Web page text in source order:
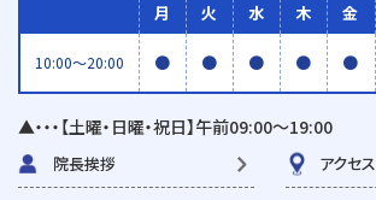
月 火 水 木 金
10:00〜20:00 ● ● ● ● ●
▲・・・【土曜・日曜・祝日】午前09:00〜19:00
院長挨拶 アクセス